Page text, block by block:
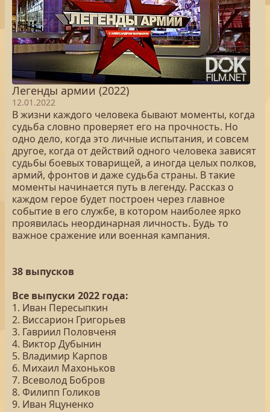
Легенды армии (2022)
12.01.2022
В жизни каждого человека бывают моменты, когда
судьба словно проверяет его на прочность. Но
одно дело, когда это личные испытания, и совсем
другое, когда от действий одного человека зависят
судьбы боевых товарищей, а иногда целых полков,
армий, фронтов и даже судьба страны. В такие
моменты начинается путь в легенду. Рассказ о
каждом герое будет построен через главное
событие в его службе, в котором наиболее ярко
проявилась неординарная личность. Будь то
важное сражение или военная кампания.
38 выпусков
Все выпуски 2022 года:
1. Иван Пересыпкин
2. Виссарион Григорьев
3. Гавриил Половченя
4. Виктор Дубынин
5. Владимир Карпов
6. Михаил Махоньков
7. Всеволод Бобров
8. Филипп Голиков
9. Иван Яцуненко